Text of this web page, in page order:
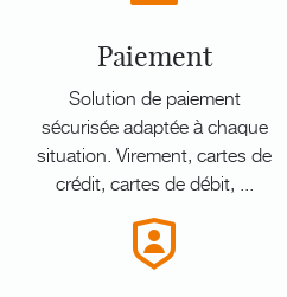
Paiement
Solution de paiement
sécurisée adaptée à chaque
situation. Virement, cartes de
crédit, cartes de débit, ...